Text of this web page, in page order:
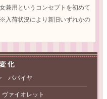
兼用というコンセプトを初めて
入荷状況により新旧いずれかの
パパイヤ
ァイオレット